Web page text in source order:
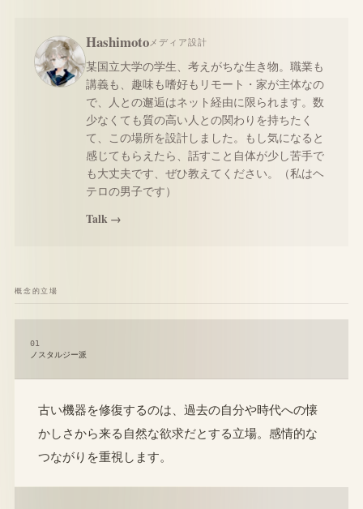
Hashimotoメディア設計
某国立大学の学生、考えがちな生き物。職業も
講義も、趣味も嗜好もリモート・家が主体なの
で、人との邂逅はネット経由に限られます。数
少なくても質の高い人との関わりを持ちたく
て、この場所を設計しました。もし気になると
感じてもらえたら、話すこと自体が少し苦手で
も大丈夫です、ぜひ教えてください。（私はヘ
テロの男子です）
Talk →
概念的立場
01
ノスタルジー派
古い機器を修復するのは、過去の自分や時代への懐
かしさから来る自然な欲求だとする立場。感情的な
つながりを重視します。